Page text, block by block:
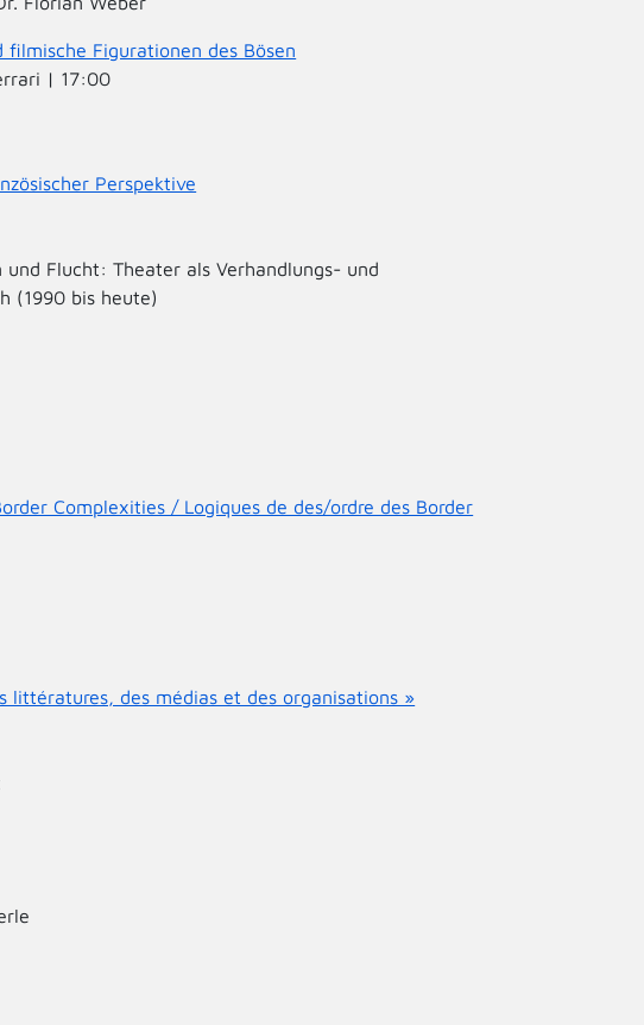
Figurationen des Bösen
| 17:00
Perspektive
Flucht: Theater als Verhandlungs- und
(1990 bis heute)
Complexities / Logiques de des/ordre des Border
littératures, des médias et des organisations »